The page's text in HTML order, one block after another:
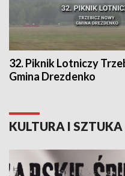
32. Piknik Lotniczy
Gmina Drezdenko
KULTURA I SZTUKA